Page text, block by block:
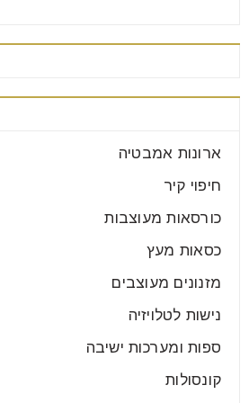
25 יונ
בחירת הארון לחדר היא אחת
הבית. מדובר ברהיט מרכזי שמשרת
קרא עוד
ארונות אמבטיה
חיפוי קיר
כורסאות מעוצבות
כסאות מעץ
מזנונים מעוצבים
נישות לטלויזיה
ספות ומערכות ישיבה
קונסולות